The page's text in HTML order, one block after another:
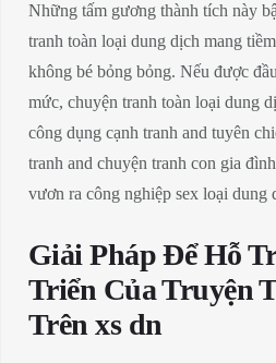
Những tấm gương thành tích này
tranh toàn loại dung dịch mang
không bé bỏng bỏng. Nếu được
mức, chuyện tranh toàn loại dung
công dụng cạnh tranh and tuyên
tranh and chuyện tranh con gia
vươn ra công nghiệp sex loại dung
Giải Pháp Để Hỗ
Triển Của Truyện
Trên xs dn